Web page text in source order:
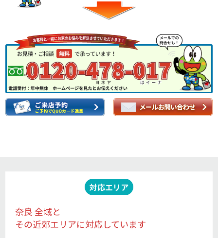
対応エリア
奈良 全域と
その近郊エリアに対応しています